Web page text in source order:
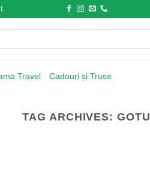
Travel Cadouri și Truse
TAG ARCHIVES:GOTU